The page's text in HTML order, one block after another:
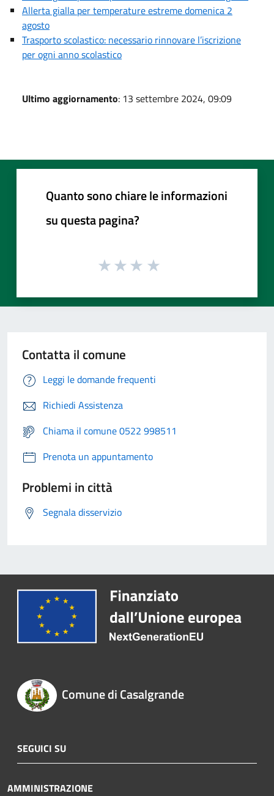
Allerta gialla per temperature estreme domenica 2
agosto
Trasporto scolastico: necessario rinnovare l’iscrizione
per ogni anno scolastico
Ultimo aggiornamento: 13 settembre 2024, 09:09
Quanto sono chiare le informazioni
su questa pagina?
Contatta il comune
Leggi le domande frequenti
Richiedi Assistenza
Chiama il comune 0522 998511
Prenota un appuntamento
Problemi in città
Segnala disservizio
Comune di Casalgrande
SEGUICI SU
AMMINISTRAZIONE